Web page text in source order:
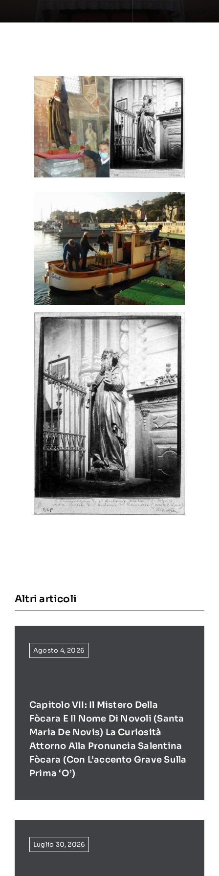
Altri articoli
Agosto 4, 2026
Capitolo VII: Il Mistero Della
Fòcara E Il Nome Di Novoli (Santa
Maria De Novis) La Curiosità
Attorno Alla Pronuncia Salentina
Fòcara (con L’accento Grave Sulla
Prima ‘O’)
Luglio 30, 2026